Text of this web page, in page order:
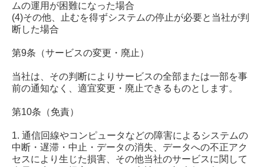
ムの運用が困難になった場合
(4)その他、止むを得ずシステムの停止が必要と当社が判
断した場合
第9条（サービスの変更・廃止）
当社は、その判断によりサービスの全部または一部を事
前の通知なく、適宜変更・廃止できるものとします。
第10条（免責）
1. 通信回線やコンピュータなどの障害によるシステムの
中断・遅滞・中止・データの消失、データへの不正アク
セスにより生じた損害、その他当社のサービスに関して